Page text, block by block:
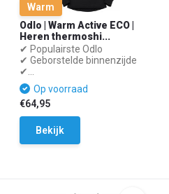
Warm
Odlo | Warm Active ECO |
Heren thermoshi...
✔ Populairste Odlo
✔ Geborstelde binnenzijde
✔...
Op voorraad
€64,95
Bekijk